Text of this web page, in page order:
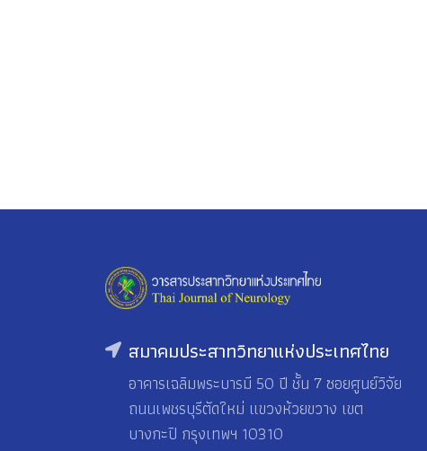
สมาคมประสาทวิทยาแห่งประเทศไทย
อาคารเฉลิมพระบารมี 50 ปี ชั้น 7 ซอยศูนย์วิจัย
ถนนเพชรบุรีตัดใหม่ แขวงห้วยขวาง เขต
บางกะปิ กรุงเทพฯ 10310